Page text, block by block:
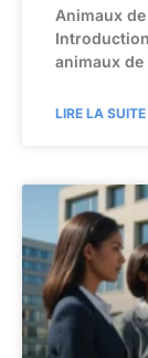
Animaux
animaux
LIRE LA